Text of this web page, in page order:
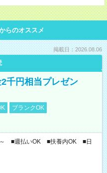
らのオススメ
掲載日：2026.08.06
千円相当プレゼン
ブランクOK
～ ■週払いOK ■扶養内OK ■日